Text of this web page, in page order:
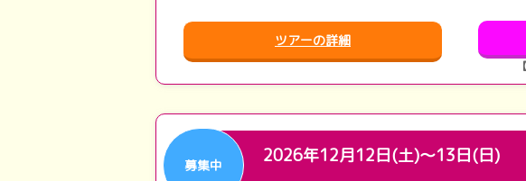
ツアーの詳細
募集中 2026年12月12日(土)～13日(日)